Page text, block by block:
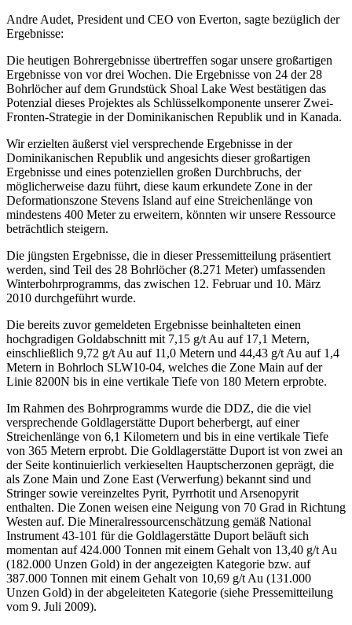
Andre Audet, President und CEO von Everton, sagte bezüglich der
Ergebnisse:
Die heutigen Bohrergebnisse übertreffen sogar unsere großartigen
Ergebnisse von vor drei Wochen. Die Ergebnisse von 24 der 28
Bohrlöcher auf dem Grundstück Shoal Lake West bestätigen das
Potenzial dieses Projektes als Schlüsselkomponente unserer Zwei-
Fronten-Strategie in der Dominikanischen Republik und in Kanada.
Wir erzielten äußerst viel versprechende Ergebnisse in der
Dominikanischen Republik und angesichts dieser großartigen
Ergebnisse und eines potenziellen großen Durchbruchs, der
möglicherweise dazu führt, diese kaum erkundete Zone in der
Deformationszone Stevens Island auf eine Streichenlänge von
mindestens 400 Meter zu erweitern, könnten wir unsere Ressource
beträchtlich steigern.
Die jüngsten Ergebnisse, die in dieser Pressemitteilung präsentiert
werden, sind Teil des 28 Bohrlöcher (8.271 Meter) umfassenden
Winterbohrprogramms, das zwischen 12. Februar und 10. März
2010 durchgeführt wurde.
Die bereits zuvor gemeldeten Ergebnisse beinhalteten einen
hochgradigen Goldabschnitt mit 7,15 g/t Au auf 17,1 Metern,
einschließlich 9,72 g/t Au auf 11,0 Metern und 44,43 g/t Au auf 1,4
Metern in Bohrloch SLW10-04, welches die Zone Main auf der
Linie 8200N bis in eine vertikale Tiefe von 180 Metern erprobte.
Im Rahmen des Bohrprogramms wurde die DDZ, die die viel
versprechende Goldlagerstätte Duport beherbergt, auf einer
Streichenlänge von 6,1 Kilometern und bis in eine vertikale Tiefe
von 365 Metern erprobt. Die Goldlagerstätte Duport ist von zwei an
der Seite kontinuierlich verkieselten Hauptscherzonen geprägt, die
als Zone Main und Zone East (Verwerfung) bekannt sind und
Stringer sowie vereinzeltes Pyrit, Pyrrhotit und Arsenopyrit
enthalten. Die Zonen weisen eine Neigung von 70 Grad in Richtung
Westen auf. Die Mineralressourcenschätzung gemäß National
Instrument 43-101 für die Goldlagerstätte Duport beläuft sich
momentan auf 424.000 Tonnen mit einem Gehalt von 13,40 g/t Au
(182.000 Unzen Gold) in der angezeigten Kategorie bzw. auf
387.000 Tonnen mit einem Gehalt von 10,69 g/t Au (131.000
Unzen Gold) in der abgeleiteten Kategorie (siehe Pressemitteilung
vom 9. Juli 2009).